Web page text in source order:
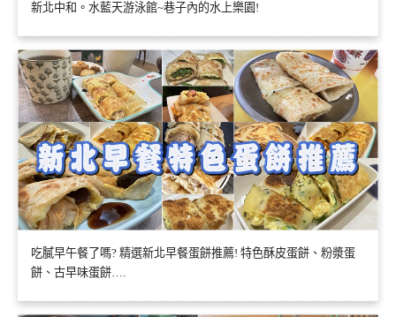
新北中和。水藍天游泳館~巷子內的水上樂園!
吃膩早午餐了嗎? 精選新北早餐蛋餅推薦! 特色酥皮蛋餅、粉漿蛋
餅、古早味蛋餅….